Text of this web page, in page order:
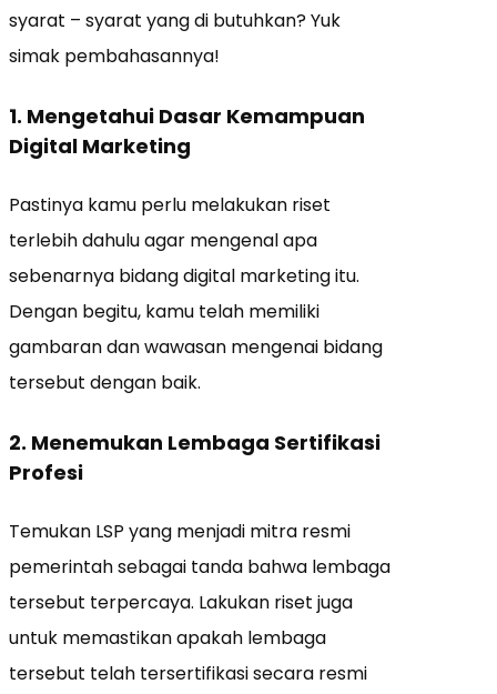
syarat – syarat yang di butuhkan? Yuk
simak pembahasannya!
1. Mengetahui Dasar Kemampuan
Digital Marketing
Pastinya kamu perlu melakukan riset
terlebih dahulu agar mengenal apa
sebenarnya bidang digital marketing itu.
Dengan begitu, kamu telah memiliki
gambaran dan wawasan mengenai bidang
tersebut dengan baik.
2. Menemukan Lembaga Sertifikasi
Profesi
Temukan LSP yang menjadi mitra resmi
pemerintah sebagai tanda bahwa lembaga
tersebut terpercaya. Lakukan riset juga
untuk memastikan apakah lembaga
tersebut telah tersertifikasi secara resmi